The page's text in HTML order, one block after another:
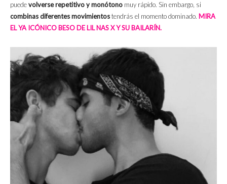
puedevolverse repetitivo y monótono muy rápido. Sin embargo, si
combinas diferentes movimientostendrás el momento dominado. MIRA
EL YA ICÓNICO BESO DE LIL NAS X Y SU BAILARÍN.